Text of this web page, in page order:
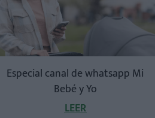
Especial canal de whatsapp Mi
Bebé y Yo
LEER